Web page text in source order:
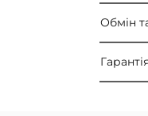
Обмін
Гарантія